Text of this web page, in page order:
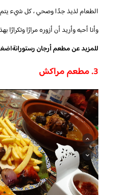
الطعام لذيذ جدًا وصحي ، كل شيء يتم
وأنا أحبه وأريد أن أزوره مرارًا وتكرارًا
للمزيد عن مطعم أرجان رستورانة
3. مطعم مراكش